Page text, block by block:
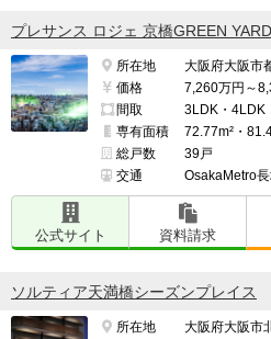
プレサンス ロジェ 京橋GREEN YARD
所在地
大阪府大阪市
価格
7,260万円～
間取
3LDK・4LDK
専有面積
72.77m²・
総戸数
39戸
交通
OsakaMetro
公式サイト 資料請求
ソルティア天満橋シーズンプレイス
所在地
大阪府大阪市